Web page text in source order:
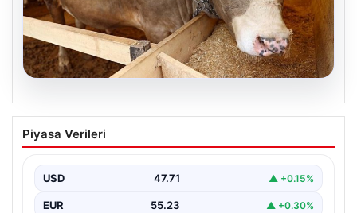
06.08.2026
Kurbanlık fiyatları il il sorgulama ekranı
2026: Büyükbaş ve küçükbaş canlı kilo
ve tüm illerin kurbanlık fiyatları
Piyasa Verileri
USD 47.71 ▲ +0.15%
EUR 55.23 ▲ +0.30%